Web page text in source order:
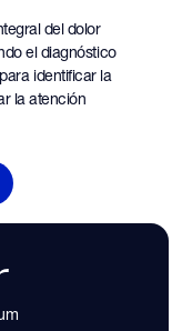
del dolor
el diagnóstico
identificar la
la atención